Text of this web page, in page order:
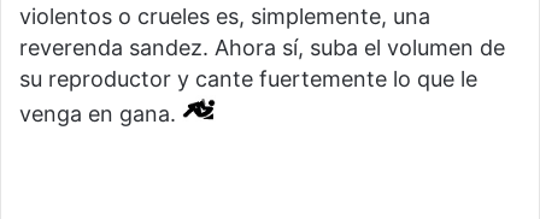
violentos o crueles es, simplemente, una
reverenda sandez. Ahora sí, suba el volumen de
su reproductor y cante fuertemente lo que le
venga en gana.